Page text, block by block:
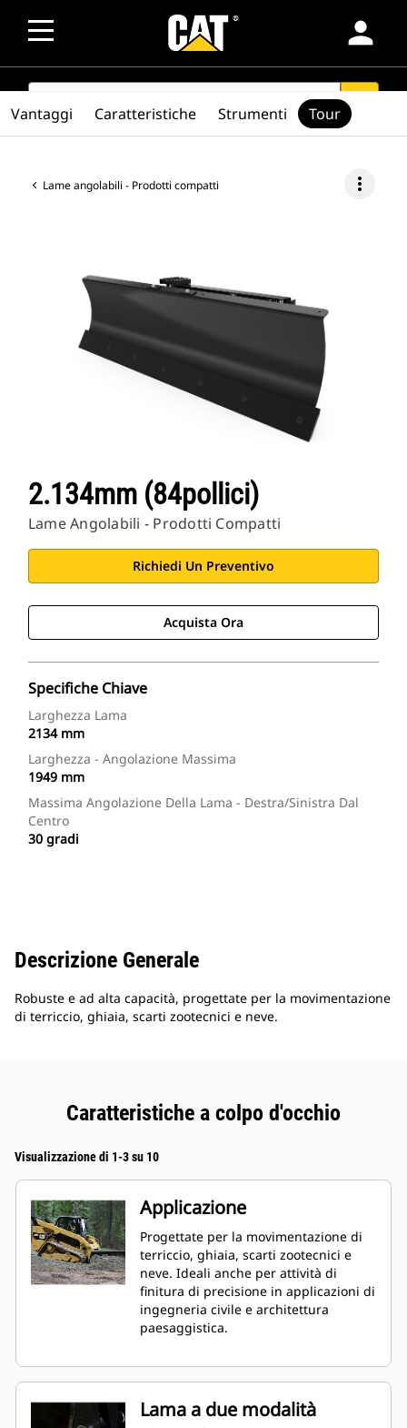
person
SEARCH search
Lame angolabili - Prodotti compatti more_vert
2.134mm (84pollici)
Lame Angolabili - Prodotti Compatti
Richiedi Un Preventivo
Acquista Ora
Specifiche Chiave
Larghezza Lama
2134 mm
Larghezza - Angolazione Massima
1949 mm
Massima Angolazione Della Lama - Destra/sinistra Dal
Centro
30 gradi
Vantaggi Caratteristiche Strumenti Tour
Descrizione Generale
Robuste e ad alta capacità, progettate per la movimentazione
di terriccio, ghiaia, scarti zootecnici e neve.
Caratteristiche a colpo d'occhio
Visualizzazione di 1-3 su 10
Applicazione
Progettate per la movimentazione di
terriccio, ghiaia, scarti zootecnici e
neve. Ideali anche per attività di
finitura di precisione in applicazioni di
ingegneria civile e architettura
paesaggistica.
Lama a due modalità